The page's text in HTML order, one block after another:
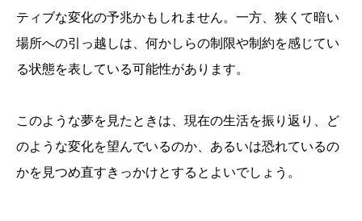
ティブな変化の予兆かもしれません。一方、狭くて暗い
場所への引っ越しは、何かしらの制限や制約を感じてい
る状態を表している可能性があります。
このような夢を見たときは、現在の生活を振り返り、ど
のような変化を望んでいるのか、あるいは恐れているの
かを見つめ直すきっかけとするとよいでしょう。